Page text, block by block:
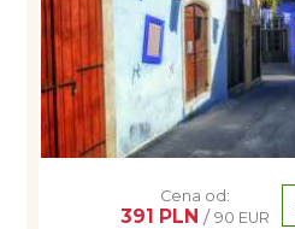
Cena od:
391 PLN / 90 EUR